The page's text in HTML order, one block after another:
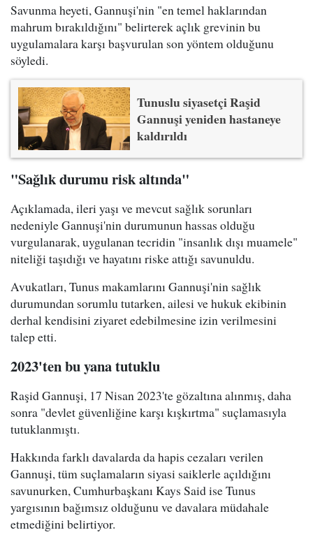
Savunma heyeti, Gannuşi'nin "en temel haklarından
mahrum bırakıldığını" belirterek açlık grevinin bu
uygulamalara karşı başvurulan son yöntem olduğunu
söyledi.
Tunuslu siyasetçi Raşid
Gannuşi yeniden hastaneye
kaldırıldı
"Sağlık durumu risk altında"
Açıklamada, ileri yaşı ve mevcut sağlık sorunları
nedeniyle Gannuşi'nin durumunun hassas olduğu
vurgulanarak, uygulanan tecridin "insanlık dışı muamele"
niteliği taşıdığı ve hayatını riske attığı savunuldu.
Avukatları, Tunus makamlarını Gannuşi'nin sağlık
durumundan sorumlu tutarken, ailesi ve hukuk ekibinin
derhal kendisini ziyaret edebilmesine izin verilmesini
talep etti.
2023'ten bu yana tutuklu
Raşid Gannuşi, 17 Nisan 2023'te gözaltına alınmış, daha
sonra "devlet güvenliğine karşı kışkırtma" suçlamasıyla
tutuklanmıştı.
Hakkında farklı davalarda da hapis cezaları verilen
Gannuşi, tüm suçlamaların siyasi saiklerle açıldığını
savunurken, Cumhurbaşkanı Kays Said ise Tunus
yargısının bağımsız olduğunu ve davalara müdahale
etmediğini belirtiyor.